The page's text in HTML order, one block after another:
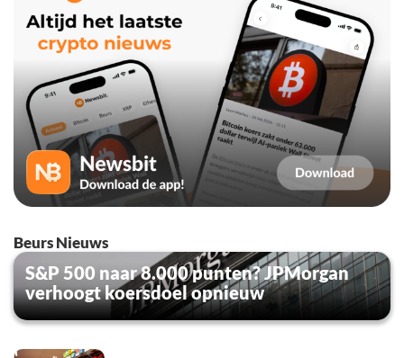
Beurs Nieuws
S&P 500 naar 8.000 punten? JPMorgan
verhoogt koersdoel opnieuw